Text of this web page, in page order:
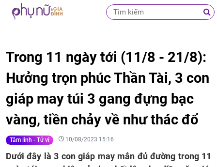
Trong 11 ngày tới (11/8 - 21/8):
Hưởng trọn phúc Thần Tài, 3 con
giáp may túi 3 gang đựng bạc
vàng, tiền chảy về như thác đổ
Tâm linh - Tử vi 10/08/2023 15:16
Dưới đây là 3 con giáp may mắn đủ đường trong 11